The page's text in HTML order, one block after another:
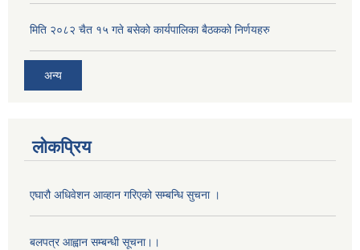
मिति २०८२ चैत १५ गते बसेको कार्यपालिका बैठकको निर्णयहरु
अन्य
लोकप्रिय
एघारौ अधिवेशन आव्हान गरिएको सम्बन्धि सुचना ।
बलपत्र आह्वान सम्बन्धी सूचना।।